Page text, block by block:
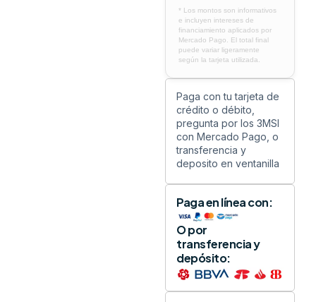
* Los montos son informativos
e incluyen intereses de
financiamiento aplicados por
Mercado Pago. El total final
puede variar ligeramente
según la tarjeta utilizada.
Paga con tu tarjeta de
crédito o débito,
pregunta por los 3MSI
con Mercado Pago, o
transferencia y
deposito en ventanilla
Paga en línea con:
O por
transferencia y
depósito: